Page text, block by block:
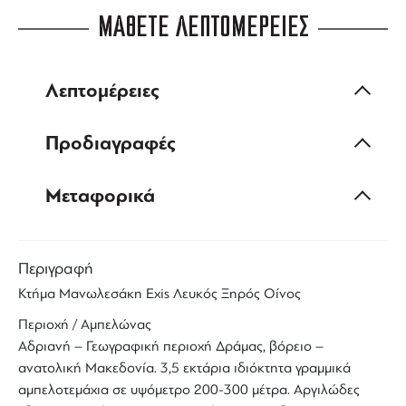
ΜΑΘΕΤΕ ΛΕΠΤΟΜΕΡΕΙΕΣ
Λεπτομέρειες
Προδιαγραφές
Μεταφορικά
Περιγραφή
Κτήμα Μανωλεσάκη Exis Λευκός Ξηρός Οίνος
Περιοχή / Αμπελώνας
Αδριανή – Γεωγραφική περιοχή Δράμας, βόρειο –
ανατολική Μακεδονία. 3,5 εκτάρια ιδιόκτητα γραμμικά
αμπελοτεμάχια σε υψόμετρο 200-300 μέτρα. Αργιλώδες